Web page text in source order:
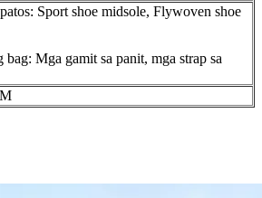
Sport shoe midsole, Flywoven shoe
bag: Mga gamit sa panit, mga strap sa